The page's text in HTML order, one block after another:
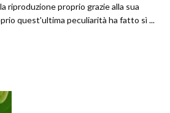
riproduzione proprio grazie alla sua
quest'ultima peculiarità ha fatto sì ...